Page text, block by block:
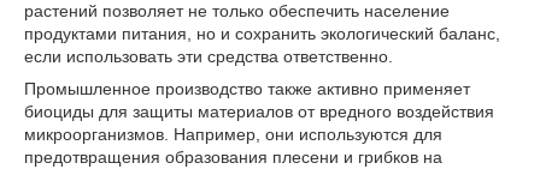
растений позволяет не только обеспечить население
продуктами питания, но и сохранить экологический баланс,
если использовать эти средства ответственно.
Промышленное производство также активно применяет
биоциды для защиты материалов от вредного воздействия
микроорганизмов. Например, они используются для
предотвращения образования плесени и грибков на